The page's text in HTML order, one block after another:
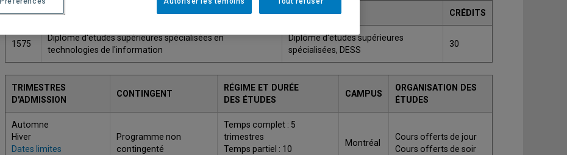
CODE TITRE GRADE CRÉDITS
1575
Diplôme d'études supérieures spécialisées en
technologies de l'information
Diplôme d'études supérieures
spécialisées, DESS
30
TRIMESTRES
D'ADMISSION
CONTINGENT
RÉGIME ET DURÉE
DES ÉTUDES
CAMPUS
ORGANISATION DES
ÉTUDES
Automne
Hiver
Dates limites
Programme non
contingenté
Temps complet : 5
trimestres
Temps partiel : 10
Montréal
Cours offerts de jour
Cours offerts de soir